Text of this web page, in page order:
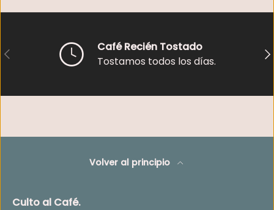
Anterior
Café Recién Tostado
Tostamos todos los días.
Volver al principio
Culto al Café.